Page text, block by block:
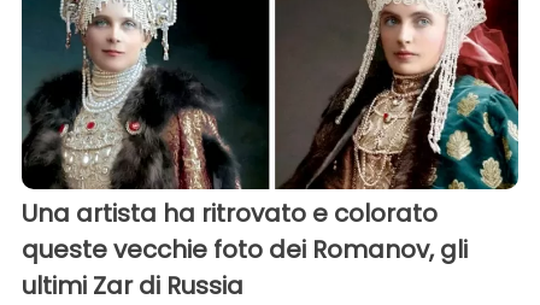
Una artista ha ritrovato e colorato
queste vecchie foto dei Romanov, gli
ultimi Zar di Russia